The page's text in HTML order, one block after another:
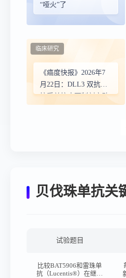
“哑火”了
《癌度快报》2026年7
月22日：DLL3 双抗塔
拉妥单抗皮下制剂启动
临床研究
贝伐珠单抗关
试验题目
比较BAT5906和雷珠单
抗（Lucentis®）在继发